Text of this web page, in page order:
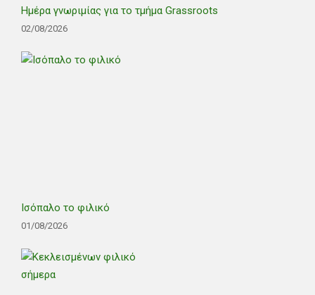
Ημέρα γνωριμίας για το τμήμα Grassroots
02/08/2026
Ισόπαλο το φιλικό
01/08/2026